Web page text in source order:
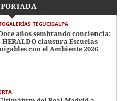
TEGUCIGALPA
años sembrando conciencia:
HERALDO clausura Escuelas
con el Ambiente 2026